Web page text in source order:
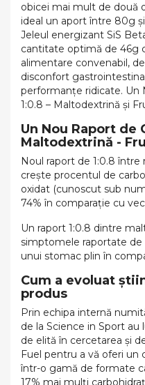
obicei mai mult de două
ideal un aport între 80g
Jeleul energizant SiS
cantitate optimă de 46g
alimentare convenabil,
disconfort
performanțe ridicate. Un
1:0.8 – Maltodextrină și
Un Nou Raport de
Maltodextrină -
Noul raport de 1:0.8
crește procentul de
oxidat (cunoscut sub
74% în comparație cu
Un raport 1:0.8 dintre
simptomele raportate de
unui stomac plin în
Cum a evoluat
produs
Prin echipa internă
de la Science in Sport
de elită în cercetarea și
Fuel pentru a vă oferi
într-o gamă de formate
17% mai mulți